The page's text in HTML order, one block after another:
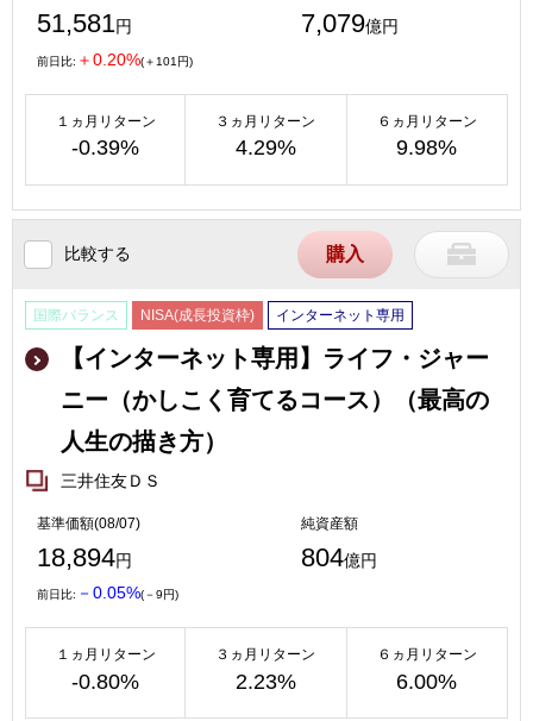
51,581円 7,079億円
前日比: ＋0.20%(＋101円)
１ヵ月リターン
-0.39%
３ヵ月リターン
4.29%
６ヵ月リターン
9.98%
比較する 購入
国際バランス NISA(成長投資枠) インターネット専用
【インターネット専用】ライフ・ジャー
ニー（かしこく育てるコース）（最高の
人生の描き方）
三井住友ＤＳ
基準価額(08/07)
18,894円
純資産額
804億円
前日比: －0.05%(－9円)
１ヵ月リターン
-0.80%
３ヵ月リターン
2.23%
６ヵ月リターン
6.00%